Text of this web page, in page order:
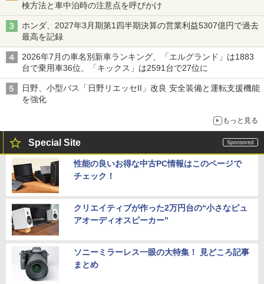
検方法と車中泊時の注意点を呼びかけ
ホンダ、2027年3月期第1四半期決算の営業利益5307億円で過去
最高を記録
2026年7月の車名別新車ランキング、「エルグランド」は1883
台で乗用車36位、「キックス」は2591台で27位に
日野、小型バス「日野リエッセII」改良 安全装備と運転支援機能
を強化
もっと見る
Special Site
性能の良いお得な中古PC情報はこのページで
チェック！
クリエイティブが作った2万円台の“小さなピュ
アオーディオスピーカー”
ソニーミラーレス一眼の大特集！ 見どころ記事
まとめ